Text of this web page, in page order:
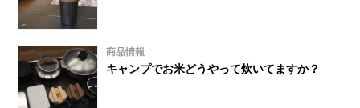
商品情報
キャンプでお米どうやって炊いてますか？